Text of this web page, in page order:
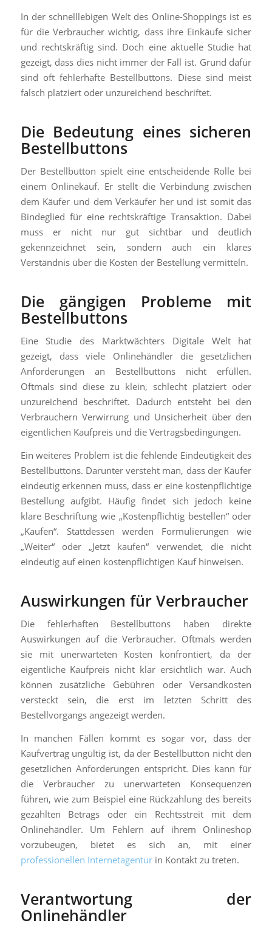
In der schnelllebigen Welt des Online-Shoppings ist es
für die Verbraucher wichtig, dass ihre Einkäufe sicher
und rechtskräftig sind. Doch eine aktuelle Studie hat
gezeigt, dass dies nicht immer der Fall ist. Grund dafür
sind oft fehlerhafte Bestellbuttons. Diese sind meist
falsch platziert oder unzureichend beschriftet.
Die Bedeutung eines sicheren
Bestellbuttons
Der Bestellbutton spielt eine entscheidende Rolle bei
einem Onlinekauf. Er stellt die Verbindung zwischen
dem Käufer und dem Verkäufer her und ist somit das
Bindeglied für eine rechtskräftige Transaktion. Dabei
muss er nicht nur gut sichtbar und deutlich
gekennzeichnet sein, sondern auch ein klares
Verständnis über die Kosten der Bestellung vermitteln.
Die gängigen Probleme mit
Bestellbuttons
Eine Studie des Marktwächters Digitale Welt hat
gezeigt, dass viele Onlinehändler die gesetzlichen
Anforderungen an Bestellbuttons nicht erfüllen.
Oftmals sind diese zu klein, schlecht platziert oder
unzureichend beschriftet. Dadurch entsteht bei den
Verbrauchern Verwirrung und Unsicherheit über den
eigentlichen Kaufpreis und die Vertragsbedingungen.
Ein weiteres Problem ist die fehlende Eindeutigkeit des
Bestellbuttons. Darunter versteht man, dass der Käufer
eindeutig erkennen muss, dass er eine kostenpflichtige
Bestellung aufgibt. Häufig findet sich jedoch keine
klare Beschriftung wie „Kostenpflichtig bestellen“ oder
„Kaufen“. Stattdessen werden Formulierungen wie
„Weiter“ oder „Jetzt kaufen“ verwendet, die nicht
eindeutig auf einen kostenpflichtigen Kauf hinweisen.
Auswirkungen für Verbraucher
Die fehlerhaften Bestellbuttons haben direkte
Auswirkungen auf die Verbraucher. Oftmals werden
sie mit unerwarteten Kosten konfrontiert, da der
eigentliche Kaufpreis nicht klar ersichtlich war. Auch
können zusätzliche Gebühren oder Versandkosten
versteckt sein, die erst im letzten Schritt des
Bestellvorgangs angezeigt werden.
In manchen Fällen kommt es sogar vor, dass der
Kaufvertrag ungültig ist, da der Bestellbutton nicht den
gesetzlichen Anforderungen entspricht. Dies kann für
die Verbraucher zu unerwarteten Konsequenzen
führen, wie zum Beispiel eine Rückzahlung des bereits
gezahlten Betrags oder ein Rechtsstreit mit dem
Onlinehändler. Um Fehlern auf ihrem Onlineshop
vorzubeugen, bietet es sich an, mit einer
professionellen Internetagentur in Kontakt zu treten.
Verantwortung der
Onlinehändler